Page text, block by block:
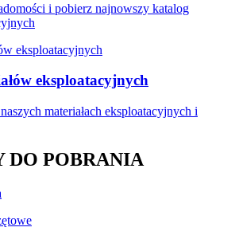
i pobierz najnowszy katalog
eksploatacyjnych
materiałach eksploatacyjnych i
DO POBRANIA